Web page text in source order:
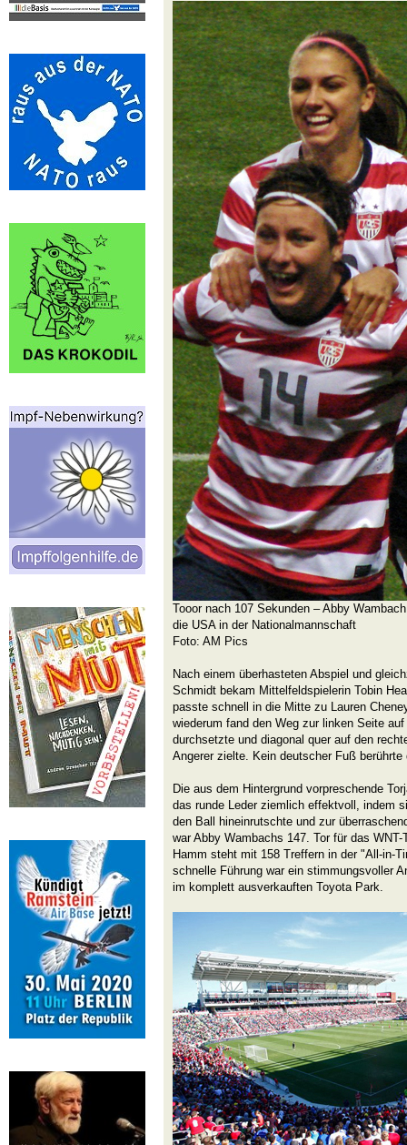
Tooor nach 107 Sekunden – Abby
die USA in der Nationalmannschaft
Foto: AM Pics
Nach einem überhasteten Abspiel und
Schmidt bekam Mittelfeldspielerin Tobin
passte schnell in die Mitte zu Lauren
wiederum fand den Weg zur linken Seite
durchsetzte und diagonal quer auf den
Angerer zielte. Kein deutscher Fuß berührte
Die aus dem Hintergrund vorpreschende
das runde Leder ziemlich effektvoll, indem
den Ball hineinrutschte und zur
war Abby Wambachs 147. Tor für das
Hamm steht mit 158 Treffern in der "All-in-
schnelle Führung war ein stimmungsvoller
im komplett ausverkauften Toyota Park.